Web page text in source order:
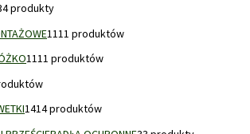
produkty
11 11 produktów
1111 produktów
1414 produktów